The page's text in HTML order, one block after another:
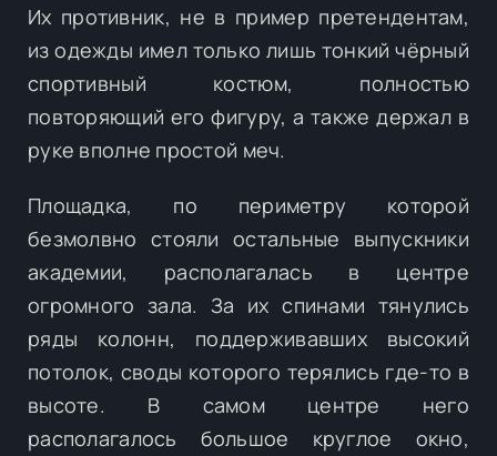
Их противник, не в пример претендентам,
из одежды имел только лишь тонкий чёрный
спортивный костюм, полностью
повторяющий его фигуру, а также держал в
руке вполне простой меч.
Площадка, по периметру которой
безмолвно стояли остальные выпускники
академии, располагалась в центре
огромного зала. За их спинами тянулись
ряды колонн, поддерживавших высокий
потолок, своды которого терялись где-то в
высоте. В самом центре него
располагалось большое круглое окно,